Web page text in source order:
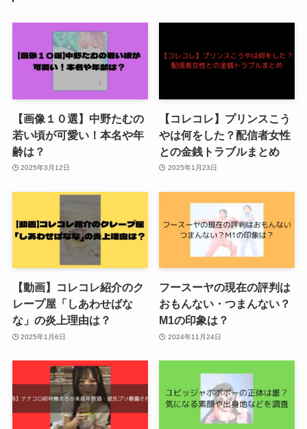
【画像１０選】中野たむの
若い頃が可愛い！本名や年
齢は？
2025年3月12日
【コレコレ】プリンスこう
やは何をした？配信者女性
との金銭トラブルまとめ
2025年1月23日
【動画】コレコレ紹介のク
レープ屋「しあわせばな
な」の炎上理由は？
2025年1月6日
フースーヤの現在の評判は
おもんない・つまんない？
M1の印象は？
2024年11月24日